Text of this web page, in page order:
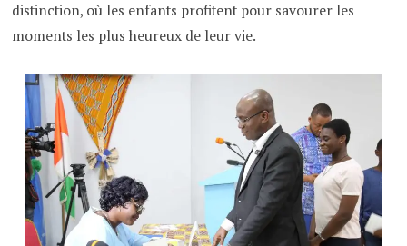
distinction, où les enfants profitent pour savourer les
moments les plus heureux de leur vie.